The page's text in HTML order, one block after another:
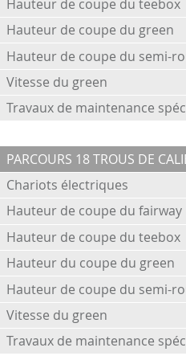
Hauteur de coupe du teebox
Hauteur de coupe du green
Hauteur de coupe du semi-
Vitesse du green
Travaux de maintenance
PARCOURS 18 TROUS DE
Chariots électriques
Hauteur de coupe du fairway
Hauteur de coupe du teebox
Hauteur du coupe du green
Hauteur de coupe du semi-
Vitesse du green
Travaux de maintenance